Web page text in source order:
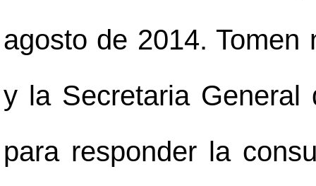
agosto de 2014. Tomen
y la Secretaria
para responder la